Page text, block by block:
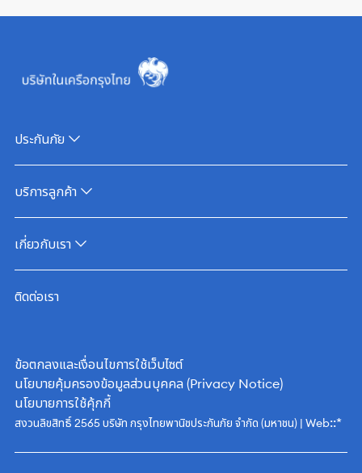
ประกันภัย
บริการลูกค้า
เกี่ยวกับเรา
ติดต่อเรา
ข้อตกลงและเงื่อนไขการใช้เว็บไซต์
นโยบายคุ้มครองข้อมูลส่วนบุคคล (Privacy Notice)
นโยบายการใช้คุ้กกี้
สงวนลิขสิทธิ์ 2565 บริษัท กรุงไทยพานิชประกันภัย จำกัด (มหาชน) | Web::*